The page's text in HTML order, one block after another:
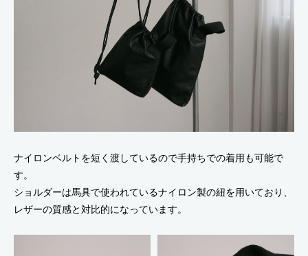
ナイロンベルトを短く渡しているので手持ちでの着用も可能で
す。
ショルダーは馬具で使われているナイロン製の紐を用いており、
レザーの質感と対比的になっています。